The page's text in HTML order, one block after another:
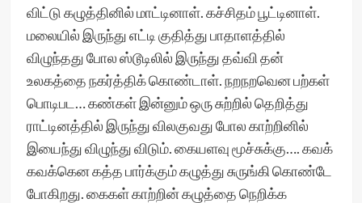
விட்டு கழுத்தினில் மாட்டினாள். கச்சிதம் பூட்டினாள்.
மலையில் இருந்து எட்டி குதித்து பாதாளத்தில்
விழுந்தது போல ஸ்டூடிலில் இருந்து தவ்வி தன்
உலகத்தை நகர்த்திக் கொண்டாள். நறநறவென பற்கள்
பொடிபட… கண்கள் இன்னும் ஒரு சுற்றில் தெறித்து
ராட்டினத்தில் இருந்து விலகுவது போல காற்றினில்
இயைந்து விழுந்து விடும். கையளவு மூச்சுக்கு…. கவக்
கவக்கென கத்த பார்க்கும் கழுத்து சுருங்கி கொண்டே
போகிறது. கைகள் காற்றின் கழுத்தை நெறிக்க